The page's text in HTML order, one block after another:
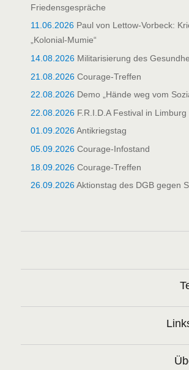
Friedensgespräche
11.06.2026 Paul von Lettow-Vorbeck:
„Kolonial-Mumie“
14.08.2026 Militarisierung des
21.08.2026 Courage-Treffen
22.08.2026 Demo „Hände weg vom
22.08.2026 F.R.I.D.A Festival in Limburg
01.09.2026Antikriegstag
05.09.2026 Courage-Infostand
18.09.2026 Courage-Treffen
26.09.2026Aktionstag des DGB gegen